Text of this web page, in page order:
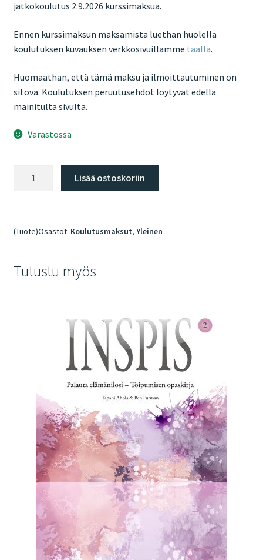
jatkokoulutus 2.9.2026 kurssimaksua.
Ennen kurssimaksun maksamista luethan huolella
koulutuksen kuvauksen verkkosivuillamme täällä.
Huomaathan, että tämä maksu ja ilmoittautuminen on
sitova. Koulutuksen peruutusehdot löytyvät edellä
mainitulta sivulta.
Varastossa
määrä
Lisää ostoskoriin
(Tuote)Osastot: Koulutusmaksut, Yleinen
Tutustu myös